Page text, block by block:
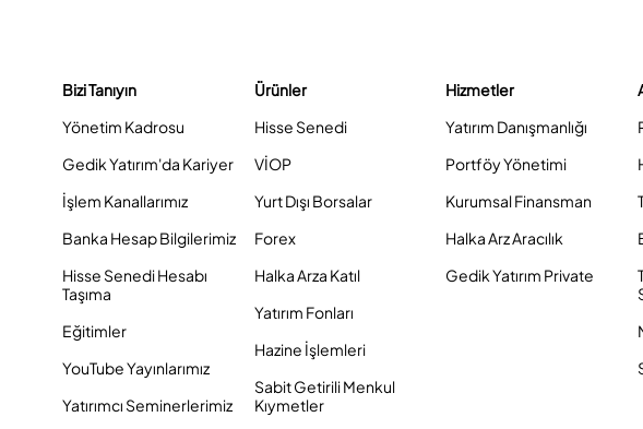
Bizi Tanıyın
Yönetim Kadrosu
Gedik Yatırım'da Kariyer
İşlem Kanallarımız
Banka Hesap Bilgilerimiz
Hisse Senedi Hesabı
Taşıma
Eğitimler
YouTube Yayınlarımız
Yatırımcı Seminerlerimiz
Ürünler
Hisse Senedi
VİOP
Yurt Dışı Borsalar
Forex
Halka Arza Katıl
Yatırım Fonları
Hazine İşlemleri
Sabit Getirili Menkul
Kıymetler
Hizmetler
Yatırım Danışmanlığı
Portföy Yönetimi
Kurumsal Finansman
Halka Arz Aracılık
Gedik Yatırım Private